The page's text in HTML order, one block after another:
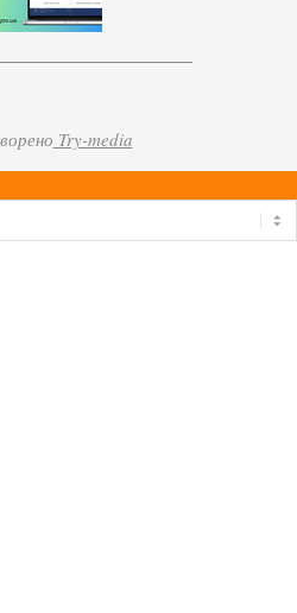
Try-media